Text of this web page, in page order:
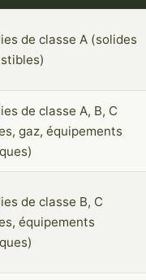
de classe A (solides
de classe A, B, C
gaz, équipements
de classe B, C
équipements